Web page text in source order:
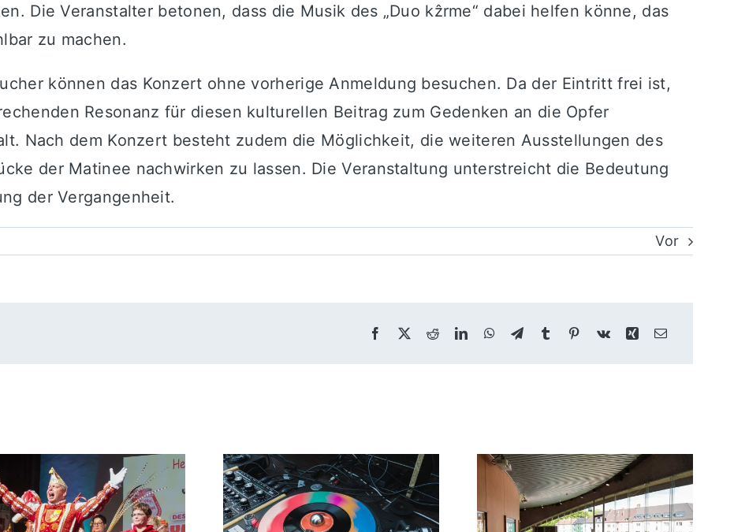
Die Veranstalter betonen, dass die Musik des „Duo kẑrme“ dabei helfen könne, das
zu machen.
können das Konzert ohne vorherige Anmeldung besuchen. Da der Eintritt frei ist,
Resonanz für diesen kulturellen Beitrag zum Gedenken an die Opfer
Nach dem Konzert besteht zudem die Möglichkeit, die weiteren Ausstellungen des
der Matinee nachwirken zu lassen. Die Veranstaltung unterstreicht die Bedeutung
der Vergangenheit.
Vor